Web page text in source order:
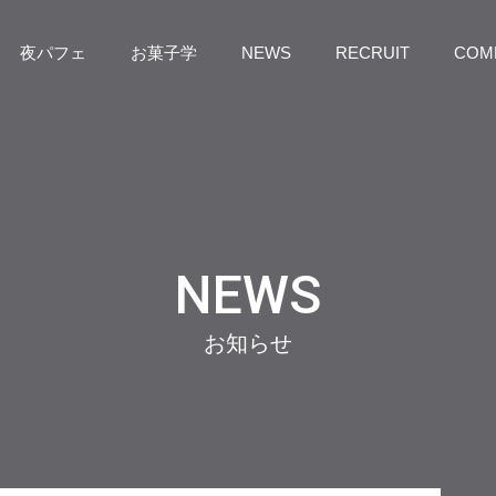
夜パフェ お菓子学 NEWS RECRUIT
NEWS
お知らせ